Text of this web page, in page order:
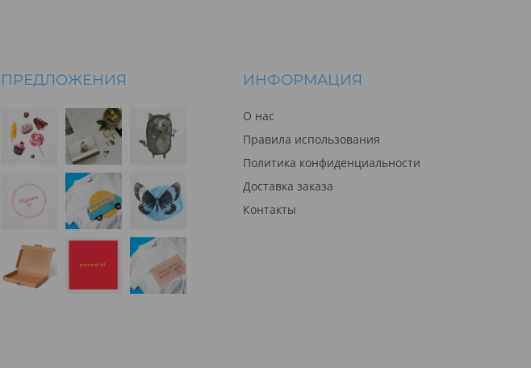
ПРЕДЛОЖЕНИЯ ИНФОРМАЦИЯ
О нас
Правила использования
Политика конфиденциальности
Доставка заказа
Контакты